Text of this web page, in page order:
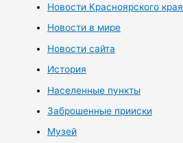
Новости Красноярского края
Новости в мире
Новости сайта
История
Населенные пункты
Заброшенные прииски
Музей